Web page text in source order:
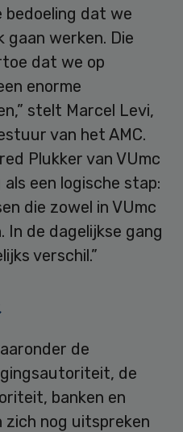
bedoeling dat we
gaan werken. Die
dat we op
enorme
stelt Marcel Levi,
van het AMC.
Plukker van VUmc
een logische stap:
die zowel in VUmc
In de dagelijkse gang
verschil.”
de
de
banken en
nog uitspreken